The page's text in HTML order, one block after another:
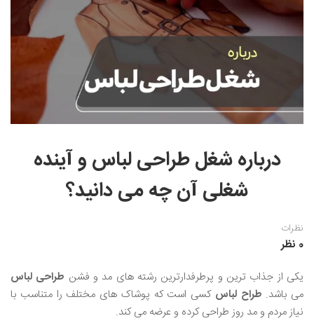
نقاشی کودک و نوجوان
طراحی سیاه قلم
نقاش مداد رنگی
نقاشی تذهیب و گل و مرغ
خط نقاشی
درباره شغل طراحی لباس و آینده
شغلی آن چه می دانید؟
نظرات
0 نظر
یکی از جذاب ‌ترین و پرطرفدارترین رشته ‌های مد و فشن طراحی لباس
می باشد. طراح لباس کسی است که پوشاک‌ های مختلف را متناسب با
نیاز مردم و مد روز طراحی کرده و عرضه می ‌کند.